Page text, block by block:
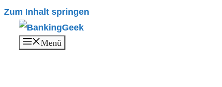
Zum Inhalt springen
Menü